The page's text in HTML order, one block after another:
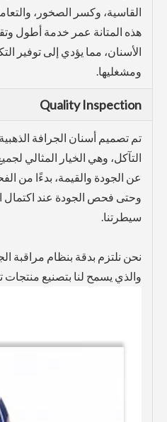
القاسية، وكسر الصخور،
هذه المتانة عمر خدمة أطول
الأسنان، مما يؤدي إلى توفير
ومشغليها.
Quality Inspection
تم تصميم أسنان الجرافة
التآكل، وهي الخيار المثالي
عن الجودة والقيمة، بدءًا من
وحتى فحص الجودة عند اكتمال
سيطرتنا.
والذي يسمح لنا بتصنيع منتجات